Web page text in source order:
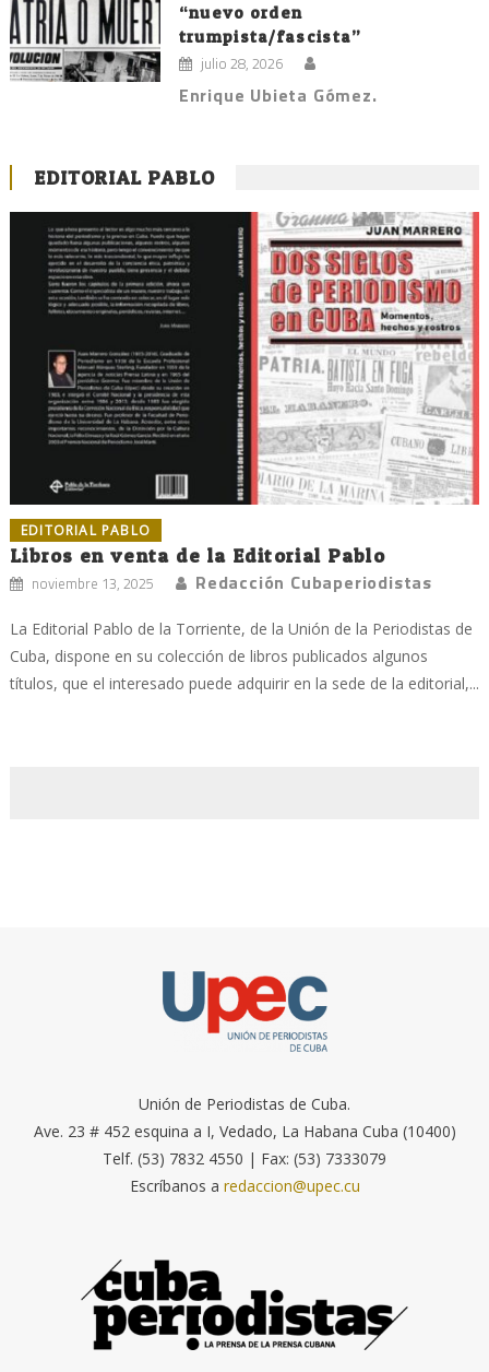
“nuevo orden
trumpista/fascista”
julio 28, 2026
Enrique Ubieta Gómez.
EDITORIAL PABLO
EDITORIAL PABLO
Libros en venta de la Editorial Pablo
noviembre 13, 2025 Redacción Cubaperiodistas
La Editorial Pablo de la Torriente, de la Unión de la Periodistas de
Cuba, dispone en su colección de libros publicados algunos
títulos, que el interesado puede adquirir en la sede de la editorial,...
Unión de Periodistas de Cuba.
Ave. 23 # 452 esquina a I, Vedado, La Habana Cuba (10400)
Telf. (53) 7832 4550 | Fax: (53) 7333079
Escríbanos a redaccion@upec.cu